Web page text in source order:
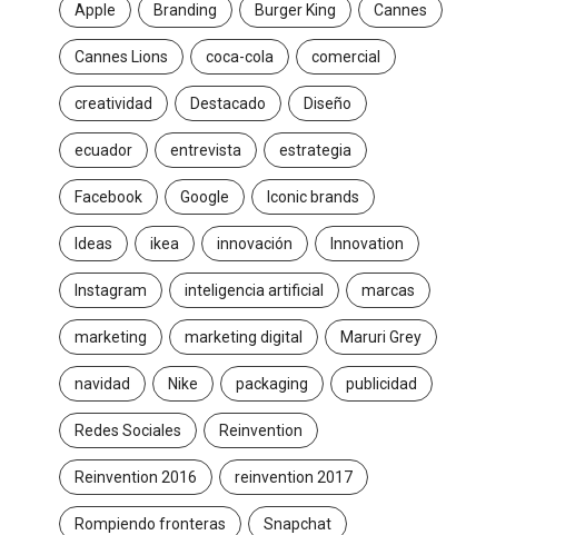
Apple Branding Burger King Cannes
Cannes Lions coca-cola comercial
creatividad Destacado Diseño
ecuador entrevista estrategia
Facebook Google Iconic brands
Ideas ikea innovación Innovation
Instagram inteligencia artificial marcas
marketing marketing digital Maruri Grey
navidad Nike packaging publicidad
Redes Sociales Reinvention
Reinvention 2016 reinvention 2017
Rompiendo fronteras Snapchat